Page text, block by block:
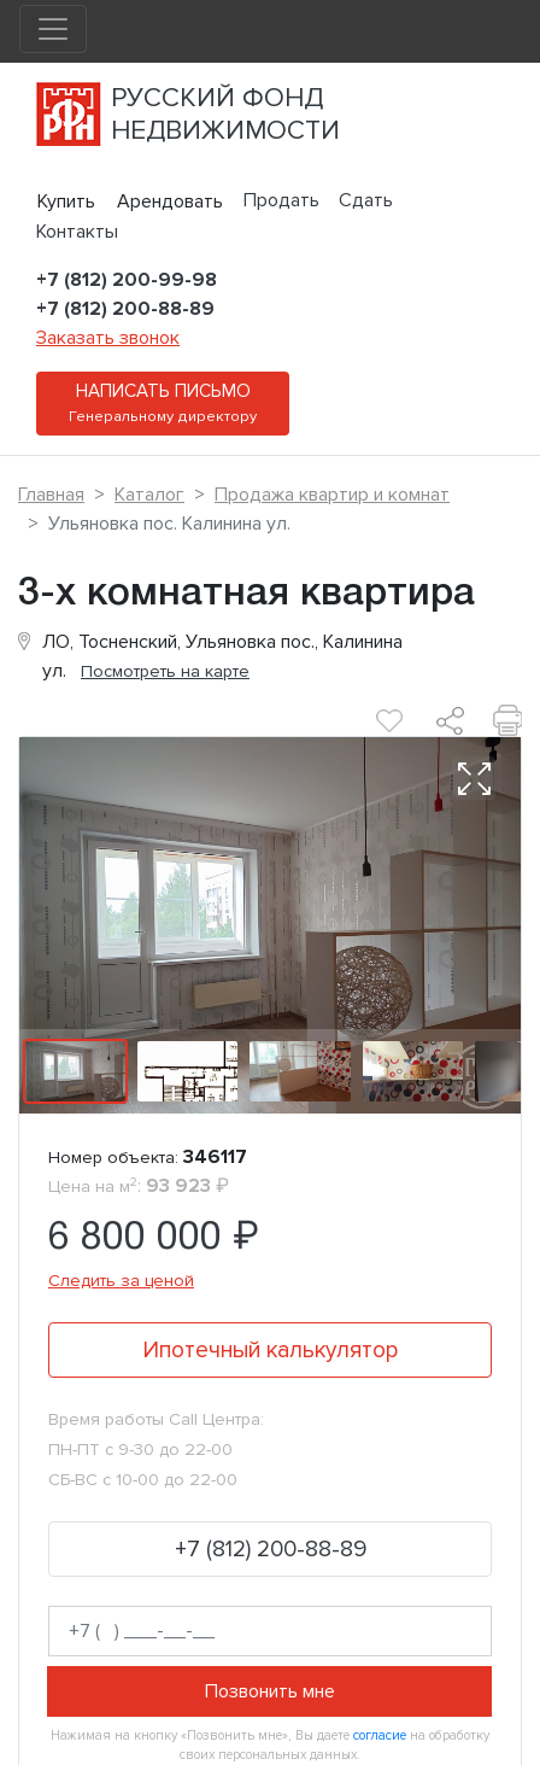
РУССКИЙ ФОНД
НЕДВИЖИМОСТИ
Купить Арендовать Продать
Сдать
Контакты
+7 (812) 200-99-98
+7 (812) 200-88-89
Заказать звонок
НАПИСАТЬ ПИСЬМО
Генеральному директору
Главная Каталог
Продажа квартир и комнат
Ульяновка пос. Калинина ул.
3-х комнатная квартира
ЛО, Тосненский, Ульяновка пос., Калинина
ул. Посмотреть на карте
Номер объекта: 346117
Цена на м2: 93 923 ₽
6 800 000 ₽
Следить за ценой
Ипотечный калькулятор
Время работы Call Центра:
ПН-ПТ с 9-30 до 22-00
СБ-ВС с 10-00 до 22-00
+7 (812) 200-88-89
Позвонить мне
Нажимая на кнопку «Позвонить мне», Вы даете согласие на обработку
своих персональных данных.